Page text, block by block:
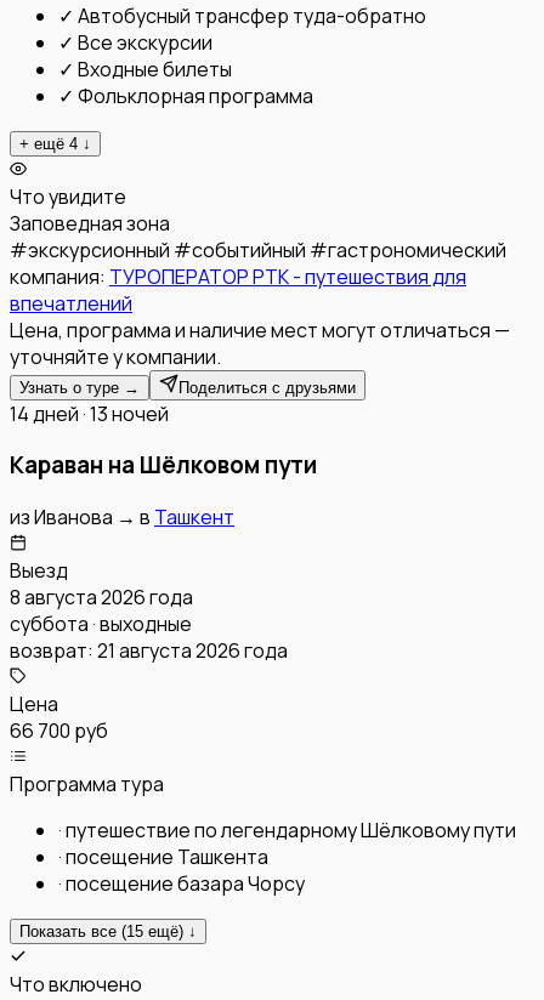
✓ Автобусный трансфер туда-обратно
✓ Все экскурсии
✓ Входные билеты
✓ Фольклорная программа
+ ещё 4 ↓
Что увидите
Заповедная зона
#экскурсионный #событийный #гастрономический
компания: ТУРОПЕРАТОР РТК - путешествия для
впечатлений
Цена, программа и наличие мест могут отличаться —
уточняйте у компании.
Узнать о туре → Поделиться с друзьями
14 дней · 13 ночей
Караван на Шёлковом пути
изИванова → в Ташкент
Выезд
8 августа 2026 года
суббота · выходные
возврат: 21 августа 2026 года
Цена
66 700 руб
Программа тура
·путешествие по легендарному Шёлковому пути
·посещение Ташкента
·посещение базара Чорсу
Показать все (15 ещё) ↓
Что включено